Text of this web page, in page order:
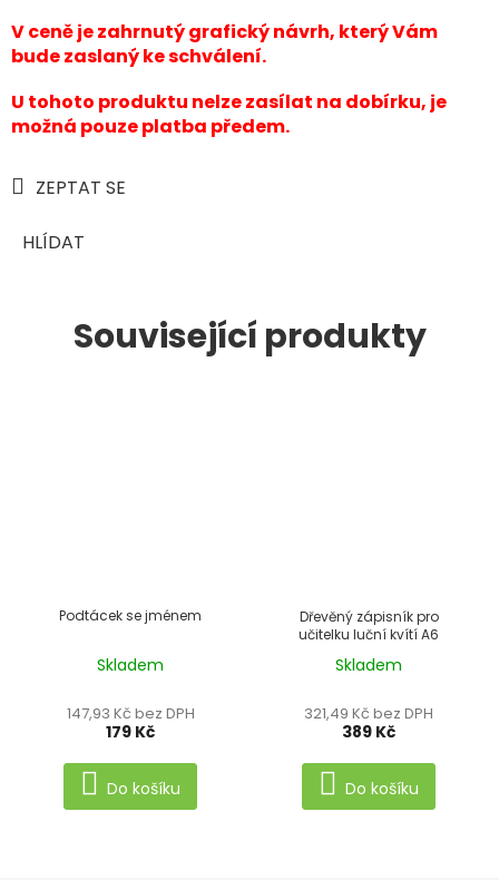
V ceně je zahrnutý grafický návrh, který Vám
bude zaslaný ke schválení.
U tohoto produktu nelze zasílat na dobírku, je
možná pouze platba předem.
ZEPTAT SE
HLÍDAT
Související produkty
Podtácek se jménem
Skladem
147,93 Kč bez DPH
179 Kč
Do košíku
Dřevěný zápisník pro
učitelku luční kvítí A6
Průměrné
produktu
Skladem
321,49 Kč bez DPH
389 Kč
Do košíku